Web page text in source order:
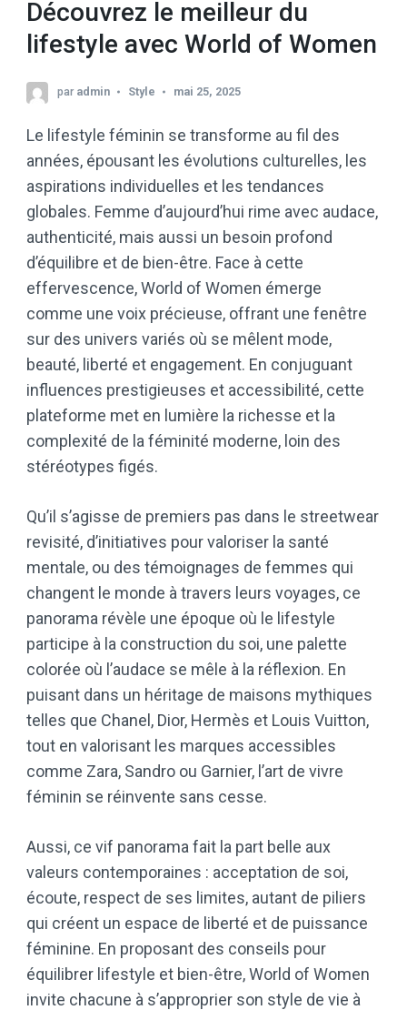
Découvrez le meilleur du
lifestyle avec World of Women
par admin Style mai 25, 2025
Le lifestyle féminin se transforme au fil des
années, épousant les évolutions culturelles, les
aspirations individuelles et les tendances
globales. Femme d’aujourd’hui rime avec audace,
authenticité, mais aussi un besoin profond
d’équilibre et de bien-être. Face à cette
effervescence, World of Women émerge
comme une voix précieuse, offrant une fenêtre
sur des univers variés où se mêlent mode,
beauté, liberté et engagement. En conjuguant
influences prestigieuses et accessibilité, cette
plateforme met en lumière la richesse et la
complexité de la féminité moderne, loin des
stéréotypes figés.
Qu’il s’agisse de premiers pas dans le streetwear
revisité, d’initiatives pour valoriser la santé
mentale, ou des témoignages de femmes qui
changent le monde à travers leurs voyages, ce
panorama révèle une époque où le lifestyle
participe à la construction du soi, une palette
colorée où l’audace se mêle à la réflexion. En
puisant dans un héritage de maisons mythiques
telles que Chanel, Dior, Hermès et Louis Vuitton,
tout en valorisant les marques accessibles
comme Zara, Sandro ou Garnier, l’art de vivre
féminin se réinvente sans cesse.
Aussi, ce vif panorama fait la part belle aux
valeurs contemporaines : acceptation de soi,
écoute, respect de ses limites, autant de piliers
qui créent un espace de liberté et de puissance
féminine. En proposant des conseils pour
équilibrer lifestyle et bien-être, World of Women
invite chacune à s’approprier son style de vie à